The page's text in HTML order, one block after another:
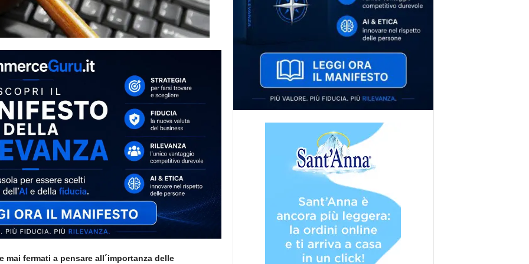
mai fermati a pensare all´importanza delle